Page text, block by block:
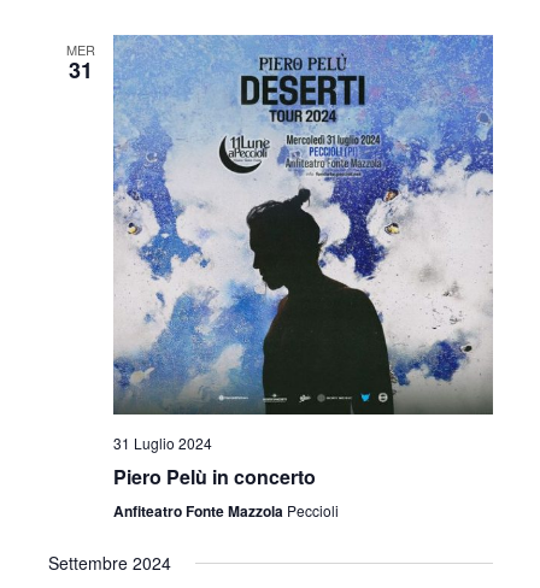
MER
31
31 Luglio 2024
Piero Pelù in concerto
Anfiteatro Fonte Mazzola Peccioli
Settembre 2024